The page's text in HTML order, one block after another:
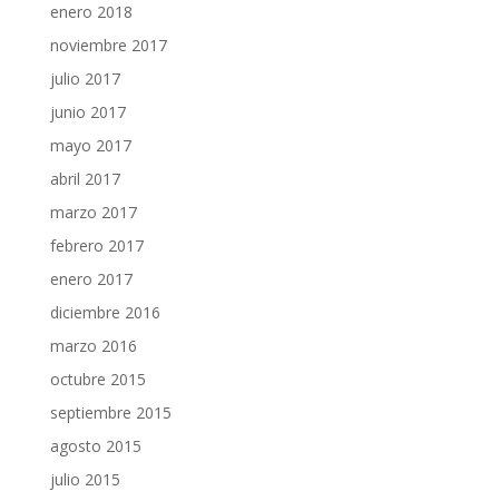
enero 2018
noviembre 2017
julio 2017
junio 2017
mayo 2017
abril 2017
marzo 2017
febrero 2017
enero 2017
diciembre 2016
marzo 2016
octubre 2015
septiembre 2015
agosto 2015
julio 2015